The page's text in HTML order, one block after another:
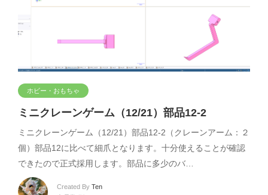
ホビー・おもちゃ
ミニクレーンゲーム（12/21）部品12-2
ミニクレーンゲーム（12/21）部品12-2（クレーンアーム：２
個）部品12に比べて細爪となります。十分使えることが確認
できたので正式採用します。部品に多少のバ…
Created By Ten